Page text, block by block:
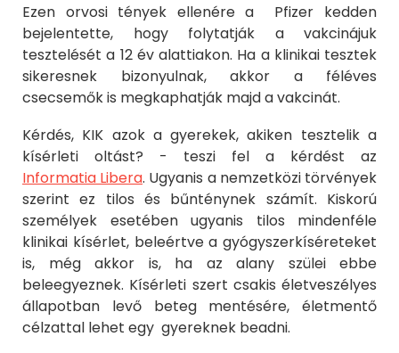
Ezen orvosi tények ellenére a Pfizer kedden
bejelentette, hogy folytatják a vakcinájuk
tesztelését a 12 év alattiakon. Ha a klinikai tesztek
sikeresnek bizonyulnak, akkor a féléves
csecsemők is megkaphatják majd a vakcinát.
Kérdés, KIK azok a gyerekek, akiken tesztelik a
kísérleti oltást? - teszi fel a kérdést az
Informatia Libera. Ugyanis a nemzetközi törvények
szerint ez tilos és bűnténynek számít. Kiskorú
személyek esetében ugyanis tilos mindenféle
klinikai kísérlet, beleértve a gyógyszerkíséreteket
is, még akkor is, ha az alany szülei ebbe
beleegyeznek. Kísérleti szert csakis életveszélyes
állapotban levő beteg mentésére, életmentő
célzattal lehet egy gyereknek beadni.